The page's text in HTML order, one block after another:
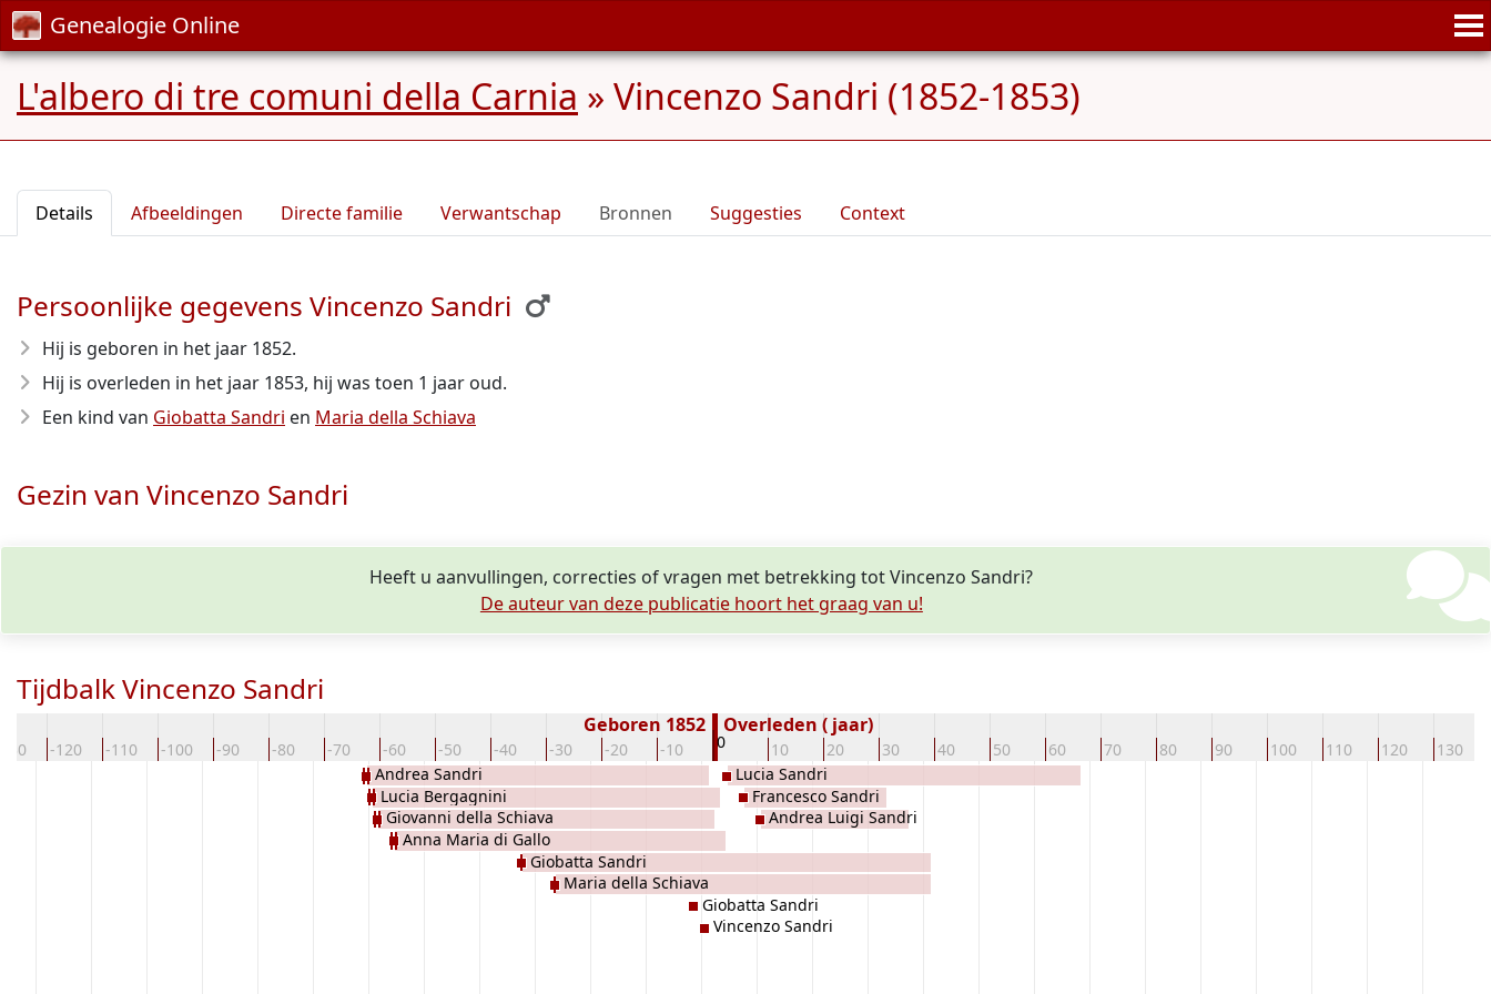
Genealogie Online
L'albero di tre comuni della Carnia » Vincenzo Sandri (1852-1853)
Details Afbeeldingen Directe familie Verwantschap Bronnen Suggesties Context
Persoonlijke gegevens Vincenzo Sandri
Hij is geboren in het jaar 1852.
Hij is overleden in het jaar 1853, hij was toen 1 jaar oud.
Een kind van Giobatta Sandri en Maria della Schiava
Gezin van Vincenzo Sandri
Heeft u aanvullingen, correcties of vragen met betrekking tot Vincenzo Sandri?
De auteur van deze publicatie hoort het graag van u!
Tijdbalk Vincenzo Sandri
-120 -110 -100 -90 -80 -70 -60 -50 -40 -30 -20 -10 0 10 20 30 40 50 60 70 80 90 100 110 120 130
Geboren 1852 Overleden ( jaar)
Andrea Sandri
Lucia Bergagnini
Giovanni della Schiava
Anna Maria di Gallo
Giobatta Sandri
Maria della Schiava
Giobatta Sandri
Vincenzo Sandri
Lucia Sandri
Francesco Sandri
Andrea Luigi Sandri